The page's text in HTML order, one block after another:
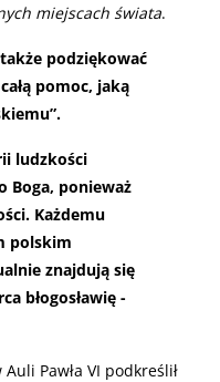
miejscach świata.
podziękować
pomoc, jaką
ludzkości
Boga, ponieważ
Każdemu
polskim
znajdują się
błogosławię -
Pawła VI podkreślił